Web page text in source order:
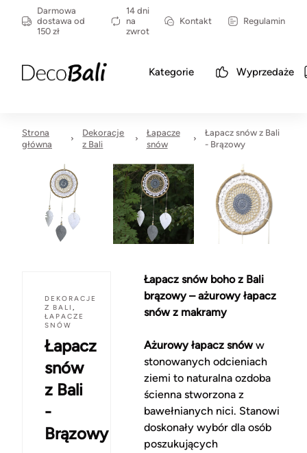
Darmowa
dostawa od
150 zł
14 dni
na
zwrot
Kontakt Regulamin
Kategorie Wyprzedaże
Strona
główna
Dekoracje
z Bali
Łapacze
snów
Łapacz snów z Bali
- Brązowy
DEKORACJE
Z BALI ,
ŁAPACZE
SNÓW
Łapacz
snów
z Bali
-
Brązowy
Łapacz snów boho z Bali
brązowy – ażurowy łapacz
snów z makramy
Ażurowy łapacz snóww
stonowanych odcieniach
ziemi to naturalna ozdoba
ścienna stworzona z
bawełnianych nici. Stanowi
doskonały wybór dla osób
poszukujących